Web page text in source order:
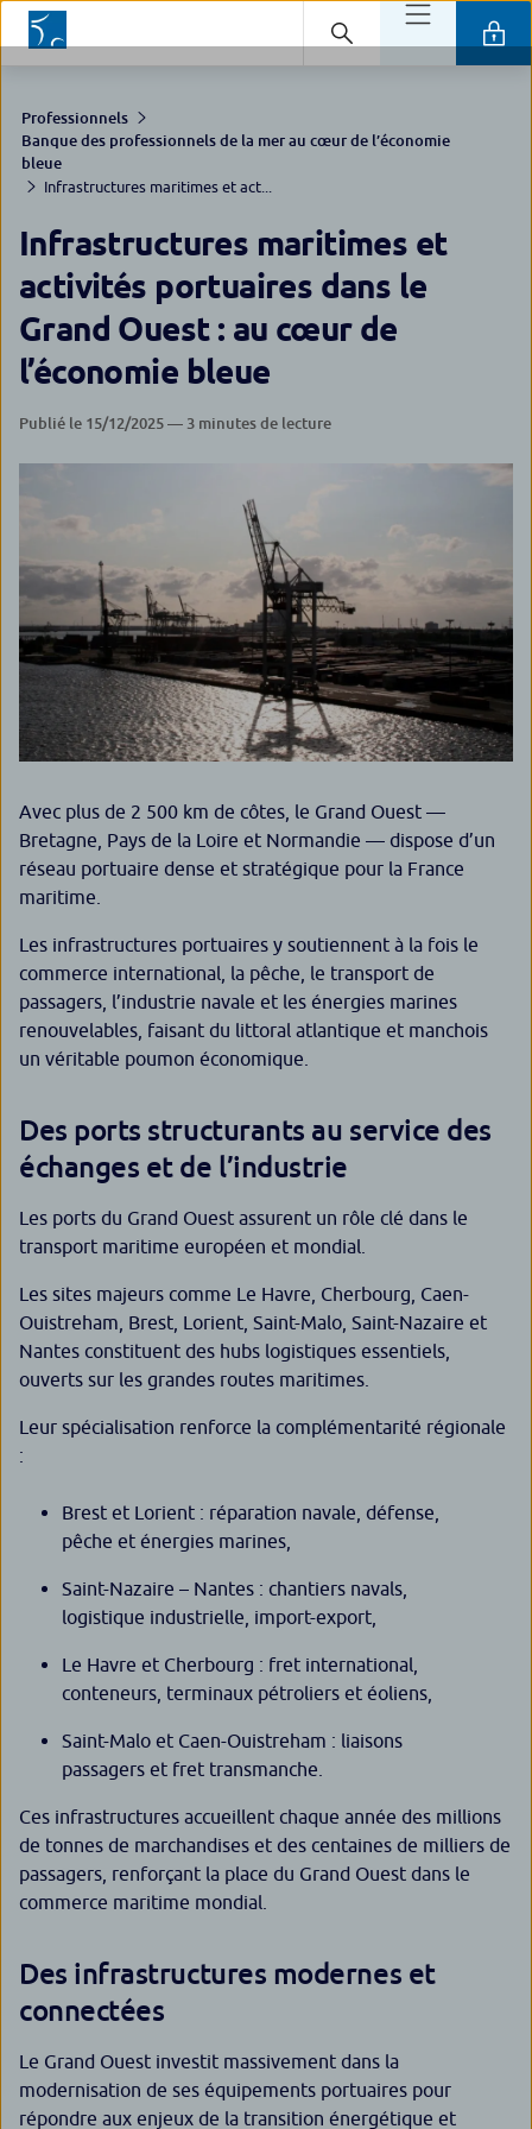
Professionnels
Banque des professionnels de la mer au cœur de l’économie
bleue
Infrastructures maritimes et act...
Infrastructures maritimes et
activités portuaires dans le
Grand Ouest : au cœur de
l’économie bleue
Publié le 15/12/2025 — 3 minutes de lecture
Avec plus de 2 500 km de côtes, le Grand Ouest —
Bretagne, Pays de la Loire et Normandie — dispose d’un
réseau portuaire dense et stratégique pour la France
maritime.
Les infrastructures portuaires y soutiennent à la fois le
commerce international, la pêche, le transport de
passagers, l’industrie navale et les énergies marines
renouvelables, faisant du littoral atlantique et manchois
un véritable poumon économique.
Des ports structurants au service des
échanges et de l’industrie
Les ports du Grand Ouest assurent un rôle clé dans le
transport maritime européen et mondial.
Les sites majeurs comme Le Havre, Cherbourg, Caen-
Ouistreham, Brest, Lorient, Saint-Malo, Saint-Nazaire et
Nantes constituent des hubs logistiques essentiels,
ouverts sur les grandes routes maritimes.
Leur spécialisation renforce la complémentarité régionale
:
Brest et Lorient : réparation navale, défense,
pêche et énergies marines,
Saint-Nazaire – Nantes : chantiers navals,
logistique industrielle, import-export,
Le Havre et Cherbourg : fret international,
conteneurs, terminaux pétroliers et éoliens,
Saint-Malo et Caen-Ouistreham : liaisons
passagers et fret transmanche.
Ces infrastructures accueillent chaque année des millions
de tonnes de marchandises et des centaines de milliers de
passagers, renforçant la place du Grand Ouest dans le
commerce maritime mondial.
Des infrastructures modernes et
connectées
Le Grand Ouest investit massivement dans la
modernisation de ses équipements portuaires pour
répondre aux enjeux de la transition énergétique et